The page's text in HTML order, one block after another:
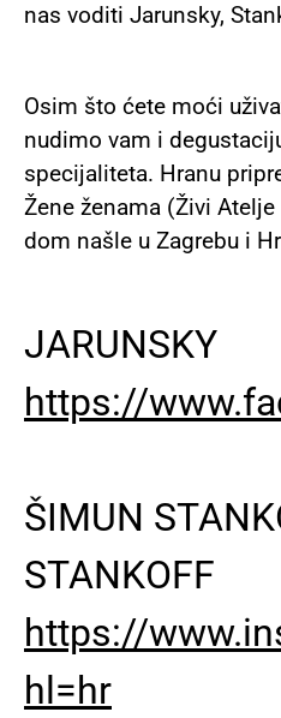
nas voditi Jarunsky,
Osim što ćete moći
nudimo vam i
specijaliteta. Hranu
Žene ženama (Živi
dom našle u Zagrebu i
JARUNSKY
https://
ŠIMUN
STANKOFF
https://
hl=hr